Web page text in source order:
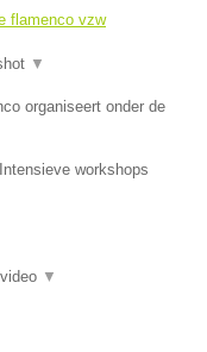
flamenco vzw
▼
organiseert onder de
workshops
▼